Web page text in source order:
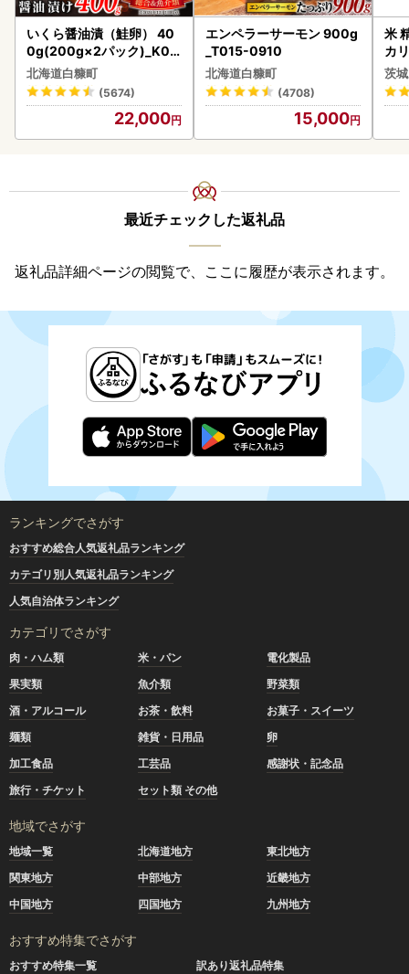
いくら醤油漬（鮭卵） 40
0g(200g×2パック)_K02
2-1676
北海道白糠町
(5674)
22,000
エンペラーサーモン 900g
_T015-0910
北海道白糠町
(4708)
15,000
米
カ
茨
最近チェックした返礼品
返礼品詳細ページの閲覧で、ここに履歴が表示されます。
ランキングでさがす
おすすめ総合人気返礼品ランキング
カテゴリ別人気返礼品ランキング
人気自治体ランキング
カテゴリでさがす
肉・ハム類 米・パン
電化製品
果実類
魚介類
野菜類
酒・アルコール
お茶・飲料
お菓子・スイーツ
麺類
雑貨・日用品
卵
加工食品
工芸品
感謝状・記念品
旅行・チケット
セット類 その他
地域でさがす
地域一覧 北海道地方
東北地方
関東地方
中部地方
近畿地方
中国地方
四国地方 九州地方
おすすめ特集でさがす
おすすめ特集一覧
訳あり返礼品特集